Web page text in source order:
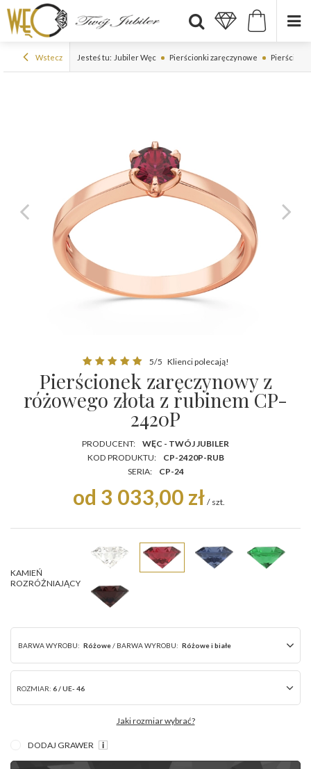
Wstecz Jesteś tu: Jubiler Węc Pierścionki zaręczynowe
5/5 Klienci polecają!
Pierścionek zaręczynowy z
różowego złota z rubinem CP-
2420P
PRODUCENT:
WĘC - TWÓJ JUBILER
KOD PRODUKTU:
CP-2420P-RUB
SERIA:
CP-24
od 3 033,00 zł / szt.
KAMIEŃ
ROZRÓŻNIAJĄCY
BARWA WYROBU: Różowe/ BARWA WYROBU: Różowe i białe
ROZMIAR: 6 / UE- 46
Jaki rozmiar wybrać?
DODAJ GRAWER